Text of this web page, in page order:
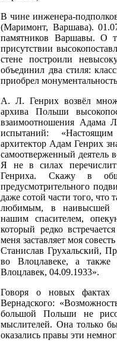
В чине инженера-
(Маримонт, Варшава).
памятников Варшавы. О
присутствии
стене построили
объединил два стиля:
приобрел
А. Л. Генрих возвёл
архива Польши
взаимоотношения Адама
испытаний:
архитектор Адам Генрих
самоотверженный деятель
Я не в силах
Генриха. Скажу в
предусмотрительного
даже сотой части того,
любимым, в наивысшей
нашим спасителем,
который редко
меня заставляет моя
Станислав Грухальский,
во Влоцлавеке, а
Влоцлавек, 04.09.1933».
Говоря о новых фактах
Вернадского:
большой Польши не
мыслителей. Она только
оказались правы эти